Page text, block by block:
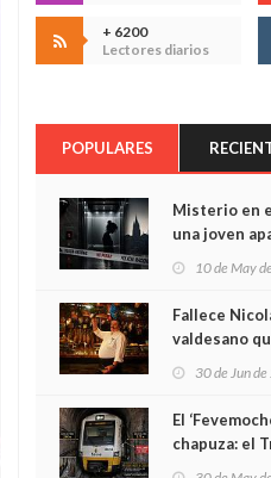
+ 6200
Lectores diarios
POPULARES
Misterio en
una joven
cámaras
minutos
10 de May
Fallece
valdesano
30 de Jun
El
chapuza: el